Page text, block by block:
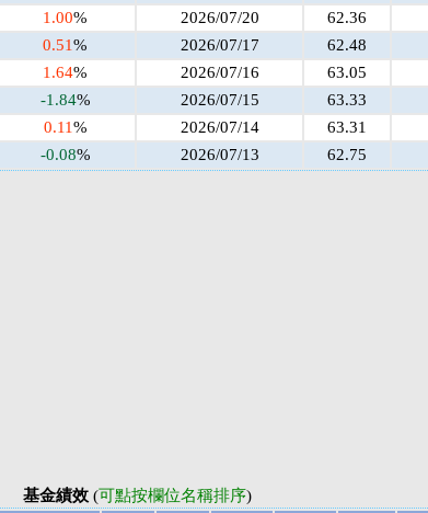
1.00% 2026/07/20
62.36
0.51% 2026/07/17
62.48
1.64% 2026/07/16
63.05
-1.84% 2026/07/15
63.33
0.11% 2026/07/14
63.31
-0.08% 2026/07/13 62.75
基金績效(可點按欄位名稱排序)